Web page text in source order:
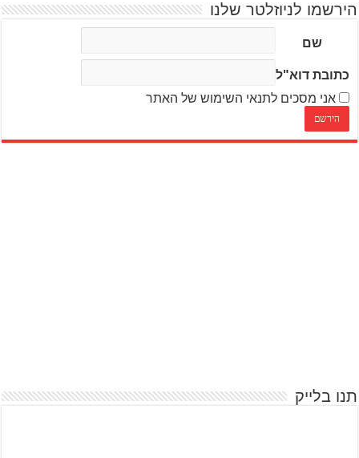
הירשמו לניוזלטר שלנו
שם
כתובת דוא"ל
אני מסכים לתנאי השימוש של האתר
תנו בלייק